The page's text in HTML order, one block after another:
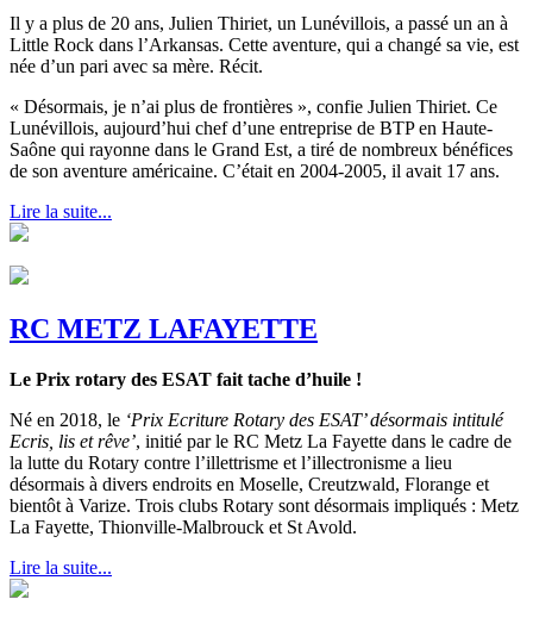
Il y a plus de 20 ans, Julien Thiriet, un Lunévillois, a passé un an à
Little Rock dans l’Arkansas. Cette aventure, qui a changé sa vie, est
née d’un pari avec sa mère. Récit.
« Désormais, je n’ai plus de frontières », confie Julien Thiriet. Ce
Lunévillois, aujourd’hui chef d’une entreprise de BTP en Haute-
Saône qui rayonne dans le Grand Est, a tiré de nombreux bénéfices
de son aventure américaine. C’était en 2004-2005, il avait 17 ans.
Lire la suite...
RC METZ LAFAYETTE
Le Prix rotary des ESAT fait tache d’huile !
Né en 2018, le ‘Prix Ecriture Rotary des ESAT’ désormais intitulé
Ecris, lis et rêve’, initié par le RC Metz La Fayette dans le cadre de
la lutte du Rotary contre l’illettrisme et l’illectronisme a lieu
désormais à divers endroits en Moselle, Creutzwald, Florange et
bientôt à Varize. Trois clubs Rotary sont désormais impliqués : Metz
La Fayette, Thionville-Malbrouck et St Avold.
Lire la suite...